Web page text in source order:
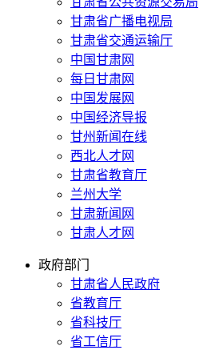
甘肃省广播电视局
甘肃省交通运输厅
中国甘肃网
每日甘肃网
中国发展网
中国经济导报
甘州新闻在线
西北人才网
甘肃省教育厅
兰州大学
甘肃新闻网
甘肃人才网
政府部门
甘肃省人民政府
省教育厅
省科技厅
省工信厅